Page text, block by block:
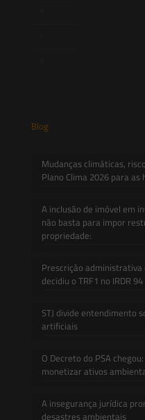
Blog
Mudanças climáticas,
Plano Clima 2026 para
A inclusão de imóvel em
não basta para impor
propriedade:
Prescrição
decidiu o TRF1 no IRDR 94
STJ divide entendimento
artificiais
O Decreto do PSA
monetizar ativos
A insegurança jurídica
desastres ambientais